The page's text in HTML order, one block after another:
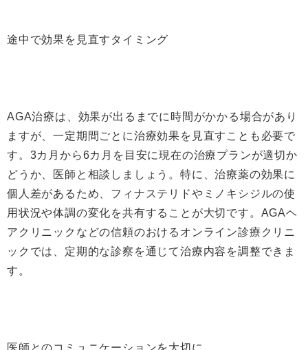
途中で効果を見直すタイミング
AGA治療は、効果が出るまでに時間がかかる場合があり
ますが、一定期間ごとに治療効果を見直すことも必要で
す。3カ月から6カ月を目安に現在の治療プランが適切か
どうか、医師と相談しましょう。特に、治療薬の効果に
個人差があるため、フィナステリドやミノキシジルの使
用状況や体調の変化を共有することが大切です。AGAヘ
アクリニックなどの信頼のおけるオンライン診療クリニ
ックでは、定期的な診察を通じて治療内容を調整できま
す。
医師とのコミュニケーションを大切に